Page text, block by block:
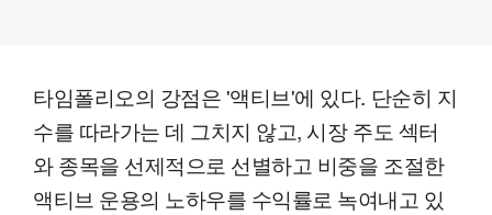
타임폴리오의 강점은 '액티브'에 있다. 단순히 지
수를 따라가는 데 그치지 않고, 시장 주도 섹터
와 종목을 선제적으로 선별하고 비중을 조절한
액티브 운용의 노하우를 수익률로 녹여내고 있